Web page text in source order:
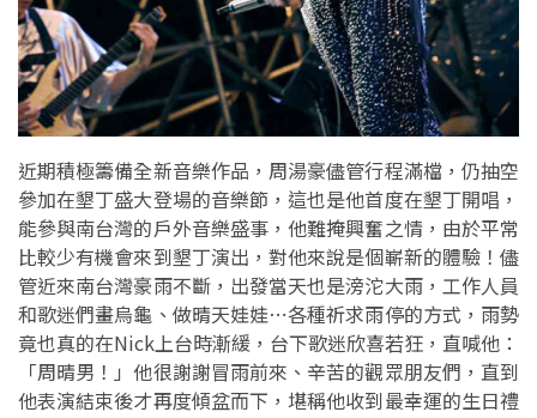
近期積極籌備全新音樂作品，周湯豪儘管行程滿檔，仍抽空
參加在墾丁盛大登場的音樂節，這也是他首度在墾丁開唱，
能參與南台灣的戶外音樂盛事，他難掩興奮之情，由於平常
比較少有機會來到墾丁演出，對他來說是個嶄新的體驗！儘
管近來南台灣豪雨不斷，出發當天也是滂沱大雨，工作人員
和歌迷們畫烏龜、做晴天娃娃⋯各種祈求雨停的方式，雨勢
竟也真的在Nick上台時漸緩，台下歌迷欣喜若狂，直喊他：
「周晴男！」他很謝謝冒雨前來、辛苦的觀眾朋友們，直到
他表演結束後才再度傾盆而下，堪稱他收到最幸運的生日禮